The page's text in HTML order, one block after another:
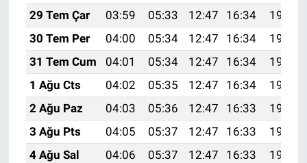
29 Tem Çar
03:59 05:33 12:47 16:34
19:51
30 Tem Per
04:00 05:34 12:47 16:34
19:50
31 Tem Cum
04:01 05:34 12:47 16:34
19:49
1 Ağu Cts
04:02 05:35 12:47 16:34
19:49
2 Ağu Paz
04:03 05:36 12:47 16:33
19:48
3 Ağu Pts
04:05 05:37 12:47 16:33
19:47
4 Ağu Sal
04:06 05:37 12:47 16:33
19:46